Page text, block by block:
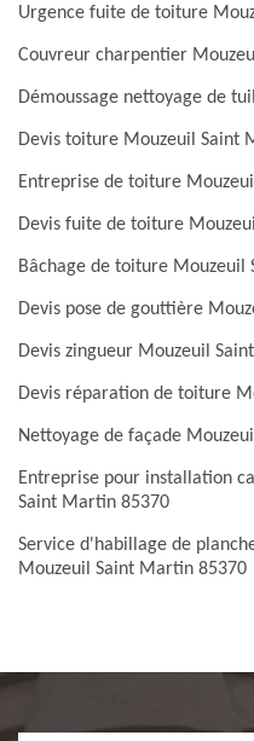
Urgence fuite de toiture
Couvreur charpentier
Démoussage nettoyage de
Devis toiture Mouzeuil Saint
Entreprise de toiture
Devis fuite de toiture
Bâchage de toiture Mouzeuil
Devis pose de gouttière
Devis zingueur Mouzeuil
Devis réparation de toiture
Nettoyage de façade
Entreprise pour installation
Saint Martin 85370
Service d'habillage de
Mouzeuil Saint Martin 85370